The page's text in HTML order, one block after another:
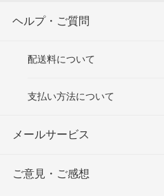
ヘルプ・ご質問
配送料について
支払い方法について
メールサービス
ご意見・ご感想